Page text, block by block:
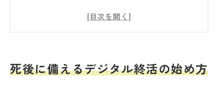
家族を困らせないためのデジタル終活の進
スマホやデジタル口座の安全な整理手順と
死後に備えるデジタル終活の始め方